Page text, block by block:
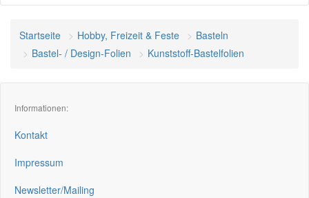
Startseite Hobby, Freizeit & Feste
Basteln
Bastel- / Design-Folien
Kunststoff-Bastelfolien
Informationen:
Kontakt
Impressum
Newsletter/Mailing